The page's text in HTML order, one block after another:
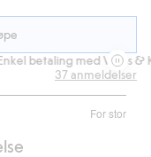
betaling med Vipps &
For stor
37anmeldelser